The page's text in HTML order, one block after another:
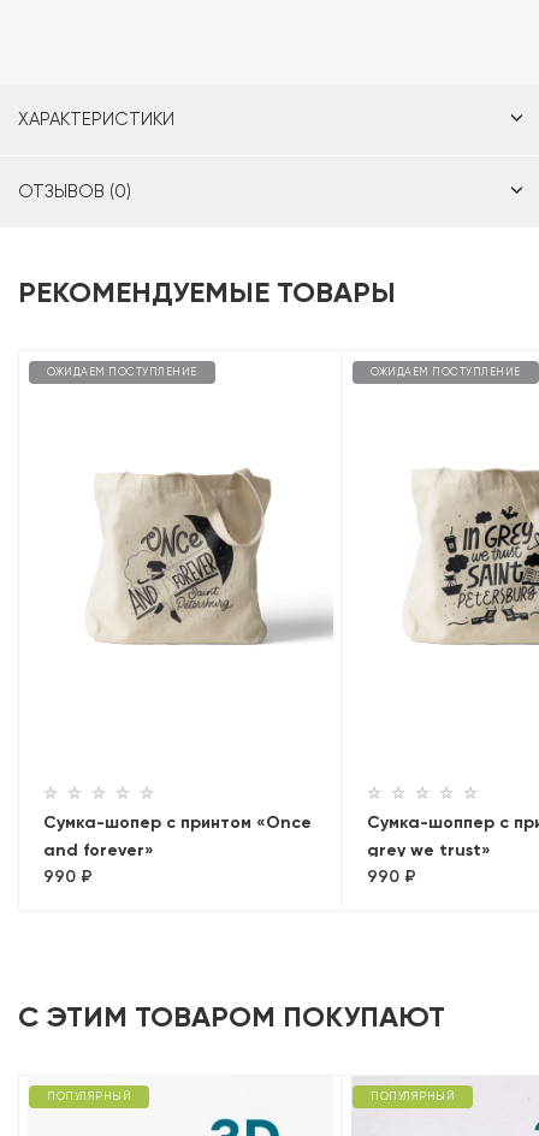
ХАРАКТЕРИСТИКИ
ОТЗЫВОВ (0)
РЕКОМЕНДУЕМЫЕ ТОВАРЫ
ОЖИДАЕМ ПОСТУПЛЕНИЕ
Сумка-шопер с принтом «Once
and forever»
990 ₽
ОЖИДАЕМ ПОСТУПЛЕНИЕ
Сумка-шоппер с
grey we trust»
990 ₽
С ЭТИМ ТОВАРОМ ПОКУПАЮТ
ПОПУЛЯРНЫЙ ПОПУЛЯРНЫЙ